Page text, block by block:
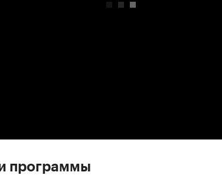
программы